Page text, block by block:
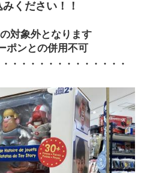
ください！！
対象外となります
ポンとの併用不可
・・・・・・・・・・・・・